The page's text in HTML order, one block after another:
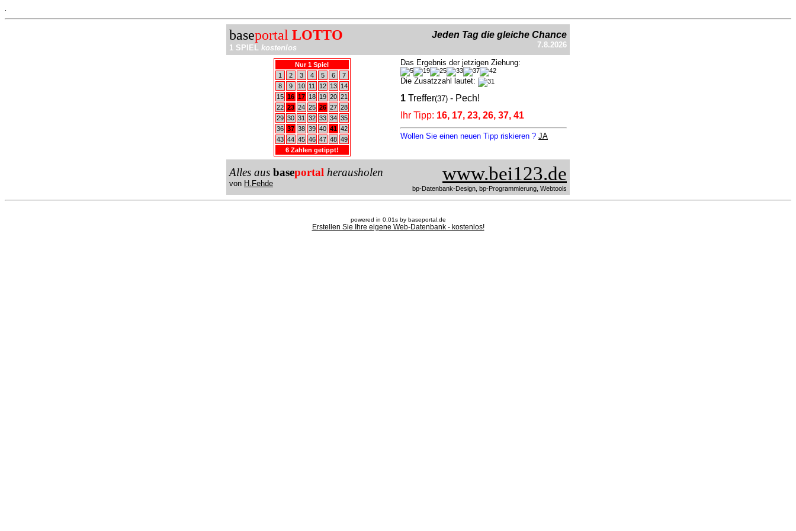
baseportal LOTTO
1 SPIEL kostenlos
Jeden Tag die gleiche Chance
7.8.2026
Nur 1 Spiel
1
2 3 4 5 6
7
8
9 10 11 12 13
14
15 16 17 18 19 20 21
22 23 24 25 26 27 28
29 30 31 32 33 34 35
36 37 38 39 40 41 42
43 44 45 46 47 48 49
6 Zahlen getippt!
Das Ergebnis der jetzigen Ziehung:
Die Zusatzzahl lautet:
1 Treffer(37) - Pech!
Ihr Tipp: 16, 17, 23, 26, 37, 41
Wollen Sie einen neuen Tipp riskieren ? JA
Alles aus baseportal herausholen
von H.Fehde www.bei123.de
bp-Datenbank-Design, bp-Programmierung, Webtools
powered in 0.01s by baseportal.de
Erstellen Sie Ihre eigene Web-Datenbank - kostenlos!